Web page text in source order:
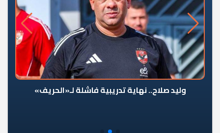
وليد صلاح.. نهاية تدريبية فاشلة لـ«الحريف»